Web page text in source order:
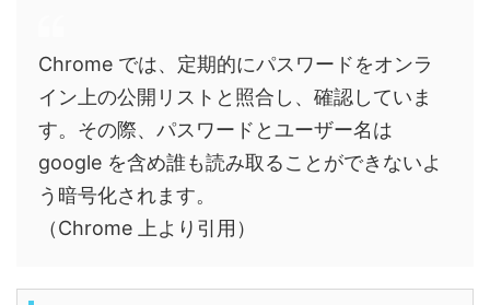
Chrome では、定期的にパスワードをオンラ
イン上の公開リストと照合し、確認していま
す。その際、パスワードとユーザー名は
google を含め誰も読み取ることができないよ
う暗号化されます。
（Chrome 上より引用）